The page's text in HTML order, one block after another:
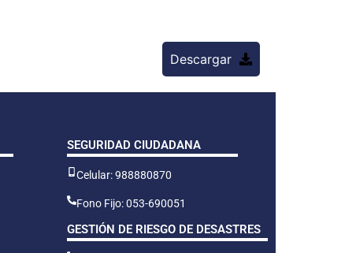
Descargar
SEGURIDAD CIUDADANA
Celular: 988880870
Fono Fijo: 053-690051
GESTIÓN DE RIESGO DE DESASTRES